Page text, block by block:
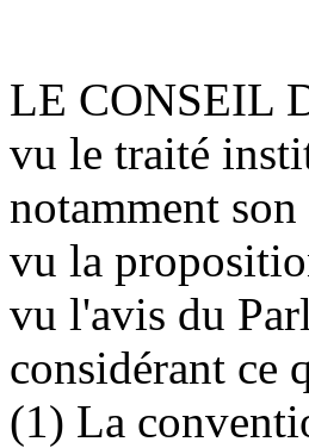
LE CONSEIL
vu le traité
notamment
vu la
vu l'avis du
considérant ce
(1) La